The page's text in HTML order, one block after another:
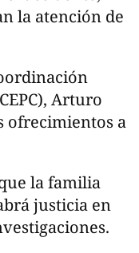
la atención de
Arturo
ofrecimientos a
la familia
justicia en